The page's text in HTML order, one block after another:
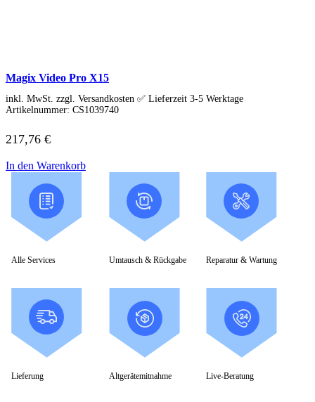
Magix Video Pro X15
inkl. MwSt. zzgl. Versandkosten ✅ Lieferzeit 3-5 Werktage
Artikelnummer: CS1039740
217,76 €
In den Warenkorb
Alle Services Umtausch & Rückgabe Reparatur & Wartung
Lieferung Altgerätemitnahme Live-Beratung